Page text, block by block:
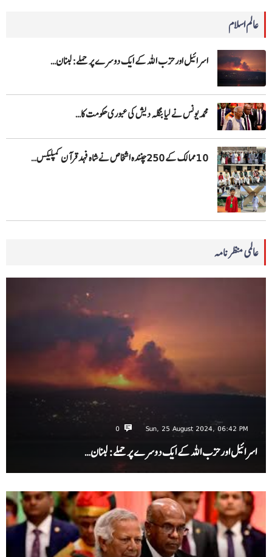
عالم اسلام
اسرائیل اور حزب اللہ کے ایک دوسرے پر حملے: لبنان…
محمد یونس نے لیا بنگلہ دیش کی عبوری حکومت کا…
10 ممالک کے 250چنندہ اشخاص نے شاہ فہد قرآن کمپلیکس…
عالمی منظرنامہ
Sun, 25 August 2024, 06:42 PM
0
اسرائیل اور حزب اللہ کے ایک دوسرے پر حملے: لبنان…